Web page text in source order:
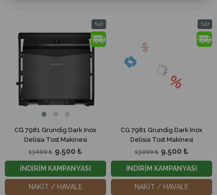
CG 7981 Grundig Dark Inox
Delisia Tost Makinesi
9.500 ₺
13.000 ₺
%27
İndirim
%27İndirim
İNDİRİM KAMPANYASI
NAKİT / HAVALE
CG 7981 Grundig Dark Inox
Delisia Tost Makinesi
9.500 ₺
13.000 ₺
%27
İndirim
İNDİRİM KAMPANYASI
NAKİT / HAVALE